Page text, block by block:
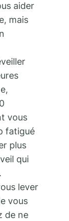
aider
mais
vous
fatigué
plus
qui
lever
vous
de ne